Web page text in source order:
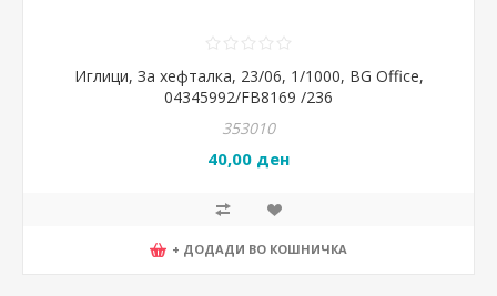
Иглици, За хефталка, 23/06, 1/1000, BG Office,
04345992/FB8169 /236
353010
40,00 ден
+ ДОДАДИ ВО КОШНИЧКА